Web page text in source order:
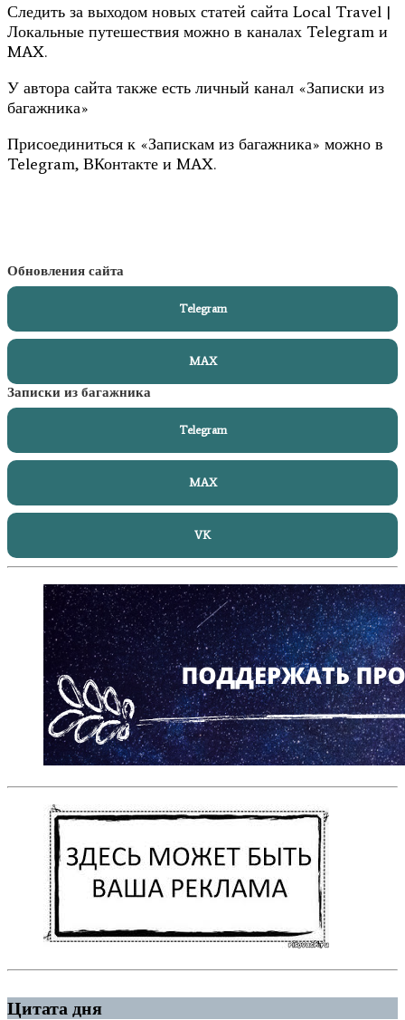
Следить за выходом новых статей сайта Local Travel |
Локальные путешествия можно в каналах Telegram и
MAX.
У автора сайта также есть личный канал «Записки из
багажника»
Присоединиться к «Запискам из багажника» можно в
Telegram, ВКонтакте и MAX.
Обновления сайта
Telegram
MAX
Записки из багажника
Telegram
MAX
VK
Цитата дня